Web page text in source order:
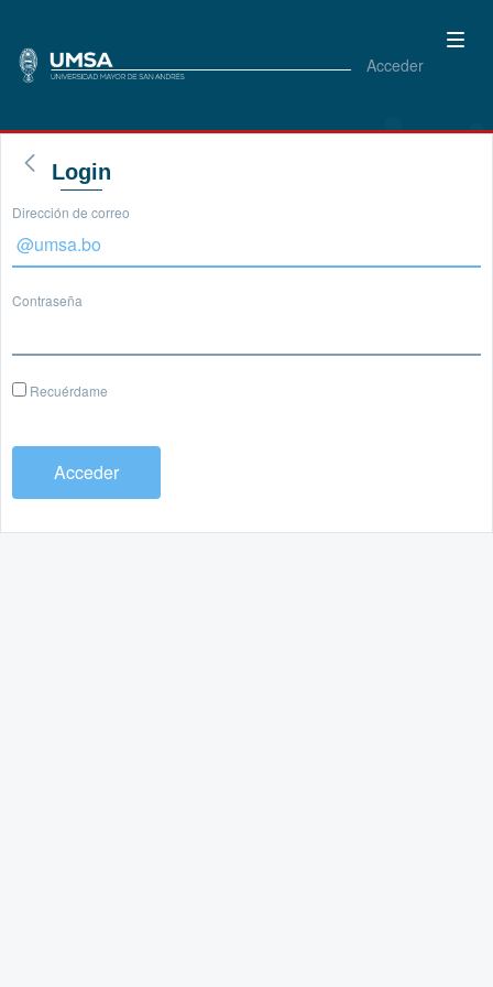
Acceder
Login
Dirección de correo
Contraseña
Recuérdame
Acceder